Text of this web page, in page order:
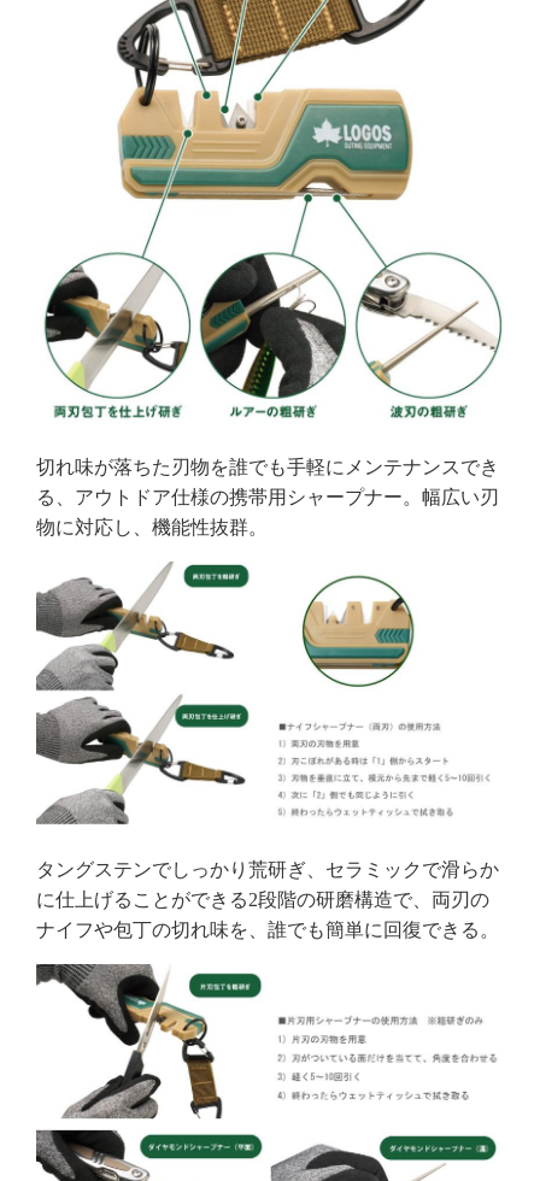
切れ味が落ちた刃物を誰でも手軽にメンテナンスでき
る、アウトドア仕様の携帯用シャープナー。幅広い刃
物に対応し、機能性抜群。
タングステンでしっかり荒研ぎ、セラミックで滑らか
に仕上げることができる2段階の研磨構造で、両刃の
ナイフや包丁の切れ味を、誰でも簡単に回復できる。